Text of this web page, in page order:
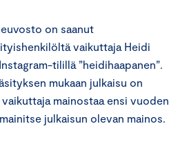
on saanut
vaikuttaja Heidi
tilillä ”heidihaapanen”.
mukaan julkaisu on
mainostaa ensi vuoden
julkaisun olevan mainos.